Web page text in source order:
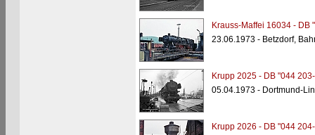
Krauss-Maffei 16034 - DB
23.06.1973 - Betzdorf,
Krupp 2025 - DB "044
05.04.1973 - Dortmund-
Krupp 2026 - DB "044